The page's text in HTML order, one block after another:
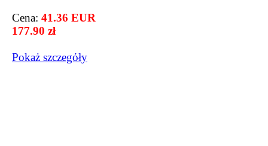
Cena: 41.36 EUR
177.90 zł
Pokaż szczegόły